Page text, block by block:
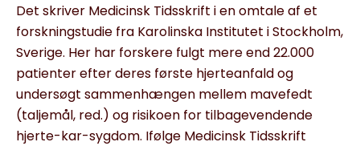
Det skriver Medicinsk Tidsskrift i en omtale af et
forskningstudie fra Karolinska Institutet i Stockholm,
Sverige. Her har forskere fulgt mere end 22.000
patienter efter deres første hjerteanfald og
undersøgt sammenhængen mellem mavefedt
(taljemål, red.) og risikoen for tilbagevendende
hjerte-kar-sygdom. Ifølge Medicinsk Tidsskrift